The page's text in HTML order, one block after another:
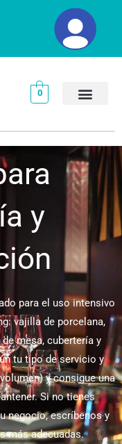
0
y
para el uso intensivo
vajilla de porcelana,
mesa, cubertería y
tu tipo de servicio y
y consigue una
Si no tienes
negocio, escríbenos y
más adecuadas.